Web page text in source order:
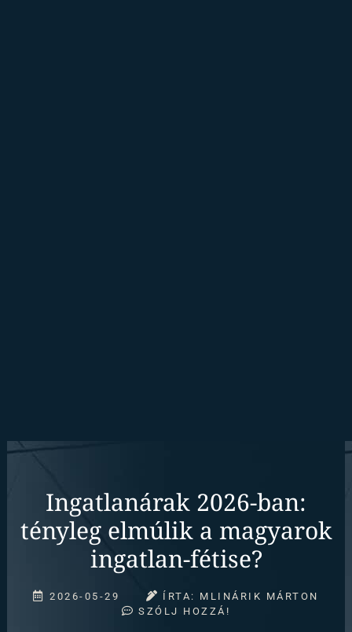
Ingatlanárak 2026-ban:
tényleg elmúlik a magyarok
ingatlan-fétise?
2026-05-29 ÍRTA: MLINÁRIK MÁRTON
SZÓLJ HOZZÁ!